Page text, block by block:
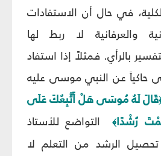
في حال أن الاستفادات
والعرفانية لا ربط لها
بالرأي. فمثلاً إذا استفاد
حاكياً عن النبي موسى عليه
قَالَ لَهُ مُوسَى هَلْ أَتَّبِعُكَ عَلَى
رُشْدًا﴾
التواضع للأستاذ
الرشد من التعلم لا